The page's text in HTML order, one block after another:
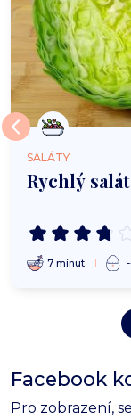
SALÁTY
Rychlý
7 minut
Facebook
Pro zobrazení, se